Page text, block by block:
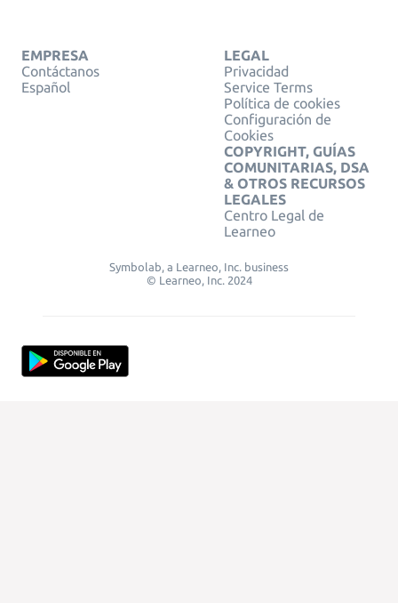
EMPRESA
Contáctanos
Español
LEGAL
Privacidad
Service Terms
Política de cookies
Configuración de
Cookies
COPYRIGHT, GUÍAS
COMUNITARIAS, DSA
& OTROS RECURSOS
LEGALES
Centro Legal de
Learneo
Symbolab, a Learneo, Inc. business
© Learneo, Inc. 2024